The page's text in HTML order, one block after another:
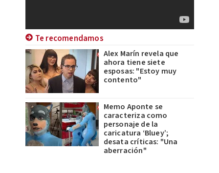
Te recomendamos
Alex Marín revela que
ahora tiene siete
esposas: "Estoy muy
contento"
Memo Aponte se
caracteriza como
personaje de la
caricatura ‘Bluey’;
desata críticas: "Una
aberración"